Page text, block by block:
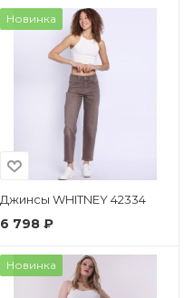
Новинка
Джинсы WHITNEY 42334
6 798 ₽
Новинка